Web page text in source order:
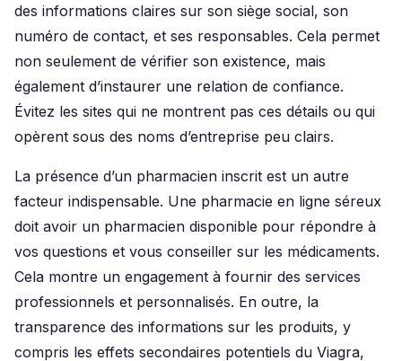
des informations claires sur son siège social, son
numéro de contact, et ses responsables. Cela permet
non seulement de vérifier son existence, mais
également d’instaurer une relation de confiance.
Évitez les sites qui ne montrent pas ces détails ou qui
opèrent sous des noms d’entreprise peu clairs.
La présence d’un pharmacien inscrit est un autre
facteur indispensable. Une pharmacie en ligne séreux
doit avoir un pharmacien disponible pour répondre à
vos questions et vous conseiller sur les médicaments.
Cela montre un engagement à fournir des services
professionnels et personnalisés. En outre, la
transparence des informations sur les produits, y
compris les effets secondaires potentiels du Viagra,